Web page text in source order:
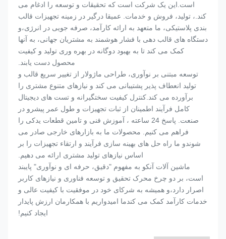
است.این یک شرکت است که تحقیقات و توسعه را ادغام می
کند.، تولید، فروش و خدمات. عمیقا درگیر در زمینه تجهیزات قالب
بندی پلاستیکی، ما متعهد به ارائه کارآمد، صرفه جویی در انرژی،و
دستگاه های قالب دهی با فشار هوشمند به مشتریان جهانی، به آنها
کمک می کند تا به بهبود دوگانه در بهره وری تولید و کیفیت
محصول دست یابند.
توسعه مبتنی بر نوآوری، طراحی ماژولار از تغییر سریع قالب و
تولید انعطاف پذیر پشتیبانی می کند و نیازهای متنوع مشتری را
برآورده می کند.کنترل کیفیت سختگیرانه و تست های دیجیتال
کامل فرآیند اطمینان از ثبات تجهیزات و طول عمر پیشرو در
صنعت. پاسخ 24 ساعته ، آموزش فنی و تامین قطعات یدکی را
فراهم می کنیم. محصولات ما به بازارهای خارجی صادر می
شوندو ما راه حل های بهینه سازی فرآیند و ارتقاء تجهیزات را بر
اساس نیازهای تولید مشتری ارائه می دهیم.
ماشین آلات آنکو به مفهوم "دقیق، حرفه ای و نوآوری" پایبند
است، بر دو چرخ محرک تحقیق و توسعه فناوری و نیازهای کاربر
اصرار دارد،و همیشه به شرکای خود در موفقیت با کیفیت عالی و
خدمات کارآمد کمک می کندما اميدواريم با همکارمان ارزش پايدار
ايجاد کنيم!